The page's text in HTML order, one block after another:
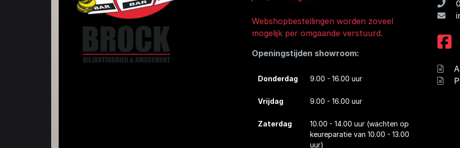
Webshopbestellingen worden zoveel
mogelijk per omgaande verstuurd.
Openingstijden showroom:
Donderdag 9.00 - 16.00 uur
Vrijdag 9.00 - 16.00 uur
Zaterdag 10.00 - 14.00 uur (wachten op
keureparatie van 10.00 - 13.00
uur)